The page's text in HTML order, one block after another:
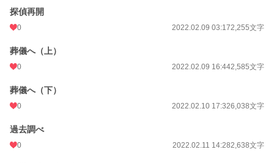
月間ポイント
年間ポイント
累計ポイント 90,456 pt (32,079 位)
探偵再開
0 2022.02.09 03:172,255文字
葬儀へ（上）
0 2022.02.09 16:442,585文字
葬儀へ（下）
0 2022.02.10 17:326,038文字
過去調べ
0 2022.02.11 14:282,638文字